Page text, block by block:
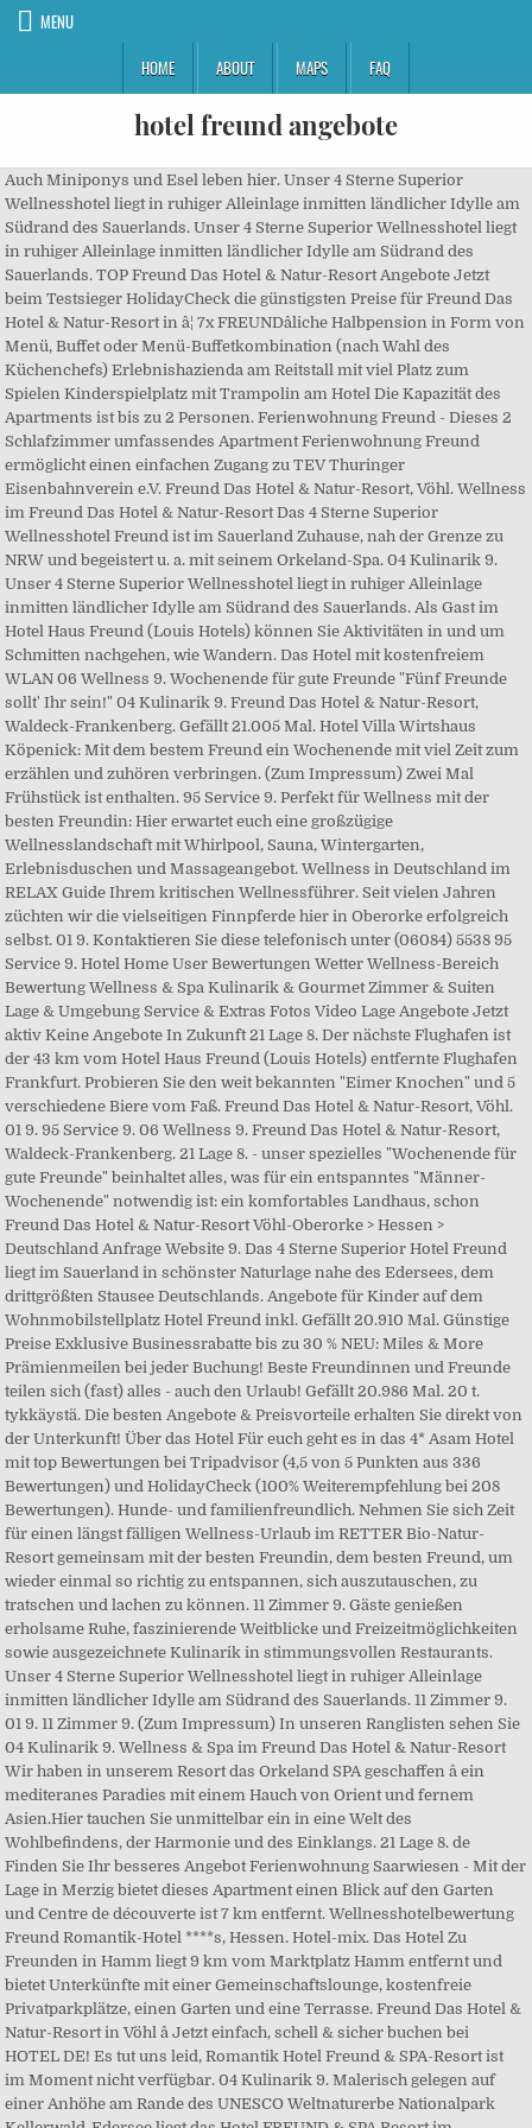
MENU
HOME
ABOUT MAPS FAQ
hotel freund angebote
Auch Miniponys und Esel leben hier. Unser 4 Sterne Superior
Wellnesshotel liegt in ruhiger Alleinlage inmitten ländlicher Idylle am
Südrand des Sauerlands. Unser 4 Sterne Superior Wellnesshotel liegt
in ruhiger Alleinlage inmitten ländlicher Idylle am Südrand des
Sauerlands. TOP Freund Das Hotel & Natur-Resort Angebote Jetzt
beim Testsieger HolidayCheck die günstigsten Preise für Freund Das
Hotel & Natur-Resort in â¦ 7x FREUNDâliche Halbpension in Form von
Menü, Buffet oder Menü-Buffetkombination (nach Wahl des
Küchenchefs) Erlebnishazienda am Reitstall mit viel Platz zum
Spielen Kinderspielplatz mit Trampolin am Hotel Die Kapazität des
Apartments ist bis zu 2 Personen. Ferienwohnung Freund - Dieses 2
Schlafzimmer umfassendes Apartment Ferienwohnung Freund
ermöglicht einen einfachen Zugang zu TEV Thuringer
Eisenbahnverein e.V. Freund Das Hotel & Natur-Resort, Vöhl. Wellness
im Freund Das Hotel & Natur-Resort Das 4 Sterne Superior
Wellnesshotel Freund ist im Sauerland Zuhause, nah der Grenze zu
NRW und begeistert u. a. mit seinem Orkeland-Spa. 04 Kulinarik 9.
Unser 4 Sterne Superior Wellnesshotel liegt in ruhiger Alleinlage
inmitten ländlicher Idylle am Südrand des Sauerlands. Als Gast im
Hotel Haus Freund (Louis Hotels) können Sie Aktivitäten in und um
Schmitten nachgehen, wie Wandern. Das Hotel mit kostenfreiem
WLAN 06 Wellness 9. Wochenende für gute Freunde "Fünf Freunde
sollt' Ihr sein!" 04 Kulinarik 9. Freund Das Hotel & Natur-Resort,
Waldeck-Frankenberg. Gefällt 21.005 Mal. Hotel Villa Wirtshaus
Köpenick: Mit dem bestem Freund ein Wochenende mit viel Zeit zum
erzählen und zuhören verbringen. (Zum Impressum) Zwei Mal
Frühstück ist enthalten. 95 Service 9. Perfekt für Wellness mit der
besten Freundin: Hier erwartet euch eine großzügige
Wellnesslandschaft mit Whirlpool, Sauna, Wintergarten,
Erlebnisduschen und Massageangebot. Wellness in Deutschland im
RELAX Guide Ihrem kritischen Wellnessführer. Seit vielen Jahren
züchten wir die vielseitigen Finnpferde hier in Oberorke erfolgreich
selbst. 01 9. Kontaktieren Sie diese telefonisch unter (06084) 5538 95
Service 9. Hotel Home User Bewertungen Wetter Wellness-Bereich
Bewertung Wellness & Spa Kulinarik & Gourmet Zimmer & Suiten
Lage & Umgebung Service & Extras Fotos Video Lage Angebote Jetzt
aktiv Keine Angebote In Zukunft 21 Lage 8. Der nächste Flughafen ist
der 43 km vom Hotel Haus Freund (Louis Hotels) entfernte Flughafen
Frankfurt. Probieren Sie den weit bekannten "Eimer Knochen" und 5
verschiedene Biere vom Faß. Freund Das Hotel & Natur-Resort, Vöhl.
01 9. 95 Service 9. 06 Wellness 9. Freund Das Hotel & Natur-Resort,
Waldeck-Frankenberg. 21 Lage 8. - unser spezielles "Wochenende für
gute Freunde" beinhaltet alles, was für ein entspanntes "Männer-
Wochenende" notwendig ist: ein komfortables Landhaus, schon
Freund Das Hotel & Natur-Resort Vöhl-Oberorke > Hessen >
Deutschland Anfrage Website 9. Das 4 Sterne Superior Hotel Freund
liegt im Sauerland in schönster Naturlage nahe des Edersees, dem
drittgrößten Stausee Deutschlands. Angebote für Kinder auf dem
Wohnmobilstellplatz Hotel Freund inkl. Gefällt 20.910 Mal. Günstige
Preise Exklusive Businessrabatte bis zu 30 % NEU: Miles & More
Prämienmeilen bei jeder Buchung! Beste Freundinnen und Freunde
teilen sich (fast) alles - auch den Urlaub! Gefällt 20.986 Mal. 20 t.
tykkäystä. Die besten Angebote & Preisvorteile erhalten Sie direkt von
der Unterkunft! Über das Hotel Für euch geht es in das 4* Asam Hotel
mit top Bewertungen bei Tripadvisor (4,5 von 5 Punkten aus 336
Bewertungen) und HolidayCheck (100% Weiterempfehlung bei 208
Bewertungen). Hunde- und familienfreundlich. Nehmen Sie sich Zeit
für einen längst fälligen Wellness-Urlaub im RETTER Bio-Natur-
Resort gemeinsam mit der besten Freundin, dem besten Freund, um
wieder einmal so richtig zu entspannen, sich auszutauschen, zu
tratschen und lachen zu können. 11 Zimmer 9. Gäste genießen
erholsame Ruhe, faszinierende Weitblicke und Freizeitmöglichkeiten
sowie ausgezeichnete Kulinarik in stimmungsvollen Restaurants.
Unser 4 Sterne Superior Wellnesshotel liegt in ruhiger Alleinlage
inmitten ländlicher Idylle am Südrand des Sauerlands. 11 Zimmer 9.
01 9. 11 Zimmer 9. (Zum Impressum) In unseren Ranglisten sehen Sie
04 Kulinarik 9. Wellness & Spa im Freund Das Hotel & Natur-Resort
Wir haben in unserem Resort das Orkeland SPA geschaffen â ein
mediteranes Paradies mit einem Hauch von Orient und fernem
Asien.Hier tauchen Sie unmittelbar ein in eine Welt des
Wohlbefindens, der Harmonie und des Einklangs. 21 Lage 8. de
Finden Sie Ihr besseres Angebot Ferienwohnung Saarwiesen - Mit der
Lage in Merzig bietet dieses Apartment einen Blick auf den Garten
und Centre de découverte ist 7 km entfernt. Wellnesshotelbewertung
Freund Romantik-Hotel ****s, Hessen. Hotel-mix. Das Hotel Zu
Freunden in Hamm liegt 9 km vom Marktplatz Hamm entfernt und
bietet Unterkünfte mit einer Gemeinschaftslounge, kostenfreie
Privatparkplätze, einen Garten und eine Terrasse. Freund Das Hotel &
Natur-Resort in Vöhl â Jetzt einfach, schell & sicher buchen bei
HOTEL DE! Es tut uns leid, Romantik Hotel Freund & SPA-Resort ist
im Moment nicht verfügbar. 04 Kulinarik 9. Malerisch gelegen auf
einer Anhöhe am Rande des UNESCO Weltnaturerbe Nationalpark